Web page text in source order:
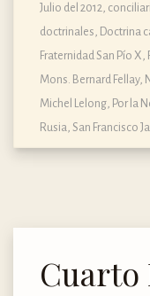
Julio del 2012,
doctrinales, Doctrina
Fraternidad San Pío X,
Mons. Bernard Fellay,
Michel Lelong, Por la
Rusia, San Francisco
Cuarto